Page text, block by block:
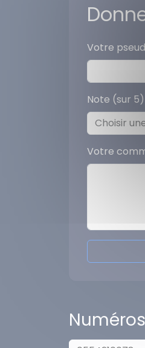
Votre
Note (sur 5)
Votre